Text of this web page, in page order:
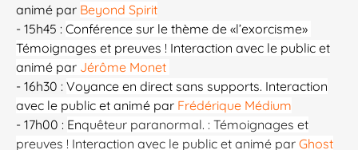
animé par Beyond Spirit
- 15h45 : Conférence sur le thème de «l’exorcisme»
Témoignages et preuves ! Interaction avec le public et
animé par Jérôme Monet
- 16h30 : Voyance en direct sans supports. Interaction
avec le public et animé par Frédérique Médium
- 17h00 : Enquêteur paranormal. : Témoignages et
preuves ! Interaction avec le public et animé par Ghost